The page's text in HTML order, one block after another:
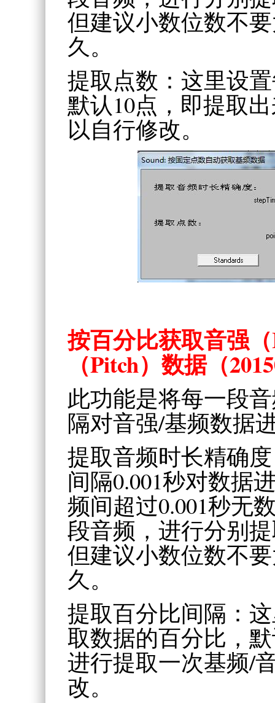
但建议小数位数不
久。
提取点数：这里设
默认10点，即提取
以自行修改。
按百分比获取音强
（Pitch）数据（
此功能是将每一段
隔对音强/基频数据
提取音频时长精确
间隔0.001秒对数据
频间超过0.001秒无
段音频，进行分别
但建议小数位数不
久。
提取百分比间隔：
取数据的百分比，
进行提取一次基频/
改。